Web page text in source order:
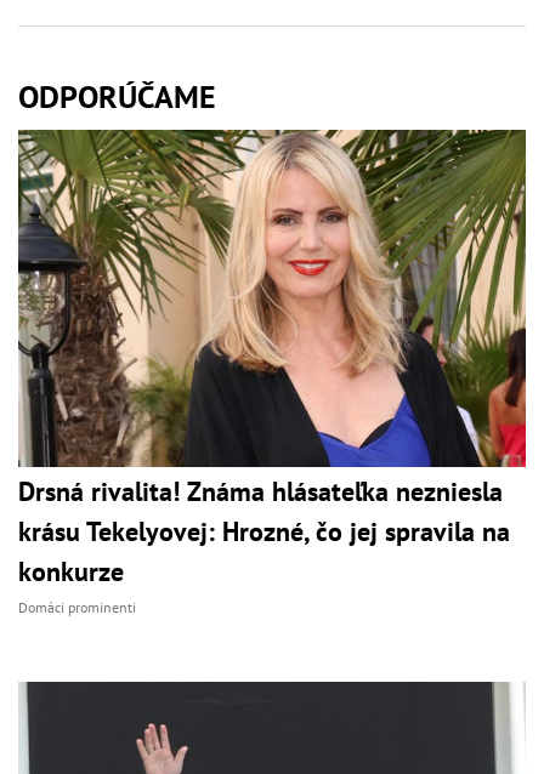
ODPORÚČAME
Drsná rivalita! Známa hlásateľka nezniesla
krásu Tekelyovej: Hrozné, čo jej spravila na
konkurze
Domáci prominenti